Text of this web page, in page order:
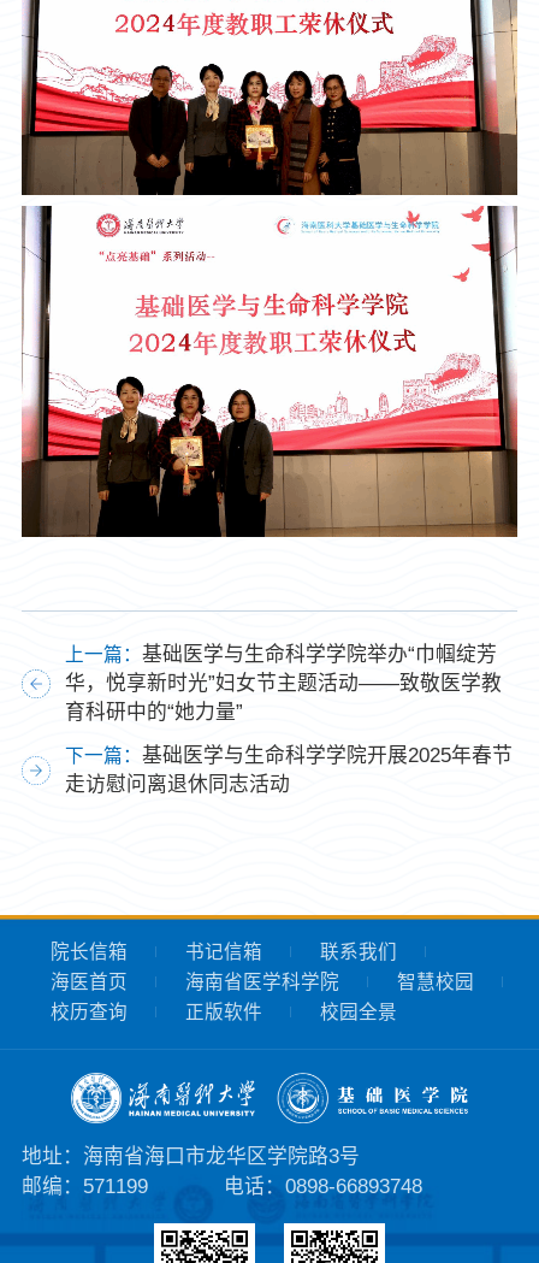
上一篇： 基础医学与生命科学学院举办“巾帼绽芳
华，悦享新时光”妇女节主题活动——致敬医学教
育科研中的“她力量”
下一篇： 基础医学与生命科学学院开展2025年春节
走访慰问离退休同志活动
院长信箱 书记信箱
联系我们
海医首页
海南省医学科学院
智慧校园
校历查询
正版软件 校园全景
地址：海南省海口市龙华区学院路3号
邮编：571199
电话：0898-66893748